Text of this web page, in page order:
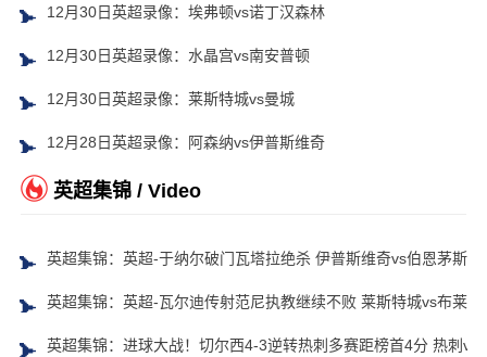
12月30日英超录像：埃弗顿vs诺丁汉森林
12月30日英超录像：水晶宫vs南安普顿
12月30日英超录像：莱斯特城vs曼城
12月28日英超录像：阿森纳vs伊普斯维奇
英超集锦 / Video
英超集锦：英超-于纳尔破门瓦塔拉绝杀 伊普斯维奇vs伯恩茅斯
英超集锦：英超-瓦尔迪传射范尼执教继续不败 莱斯特城vs布莱顿
英超集锦：进球大战！切尔西4-3逆转热刺多赛距榜首4分 热刺vs